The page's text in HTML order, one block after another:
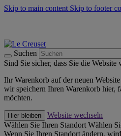
Skip to main content Skip to footer
Suchen
Sind Sie sicher, dass Sie die Website
Ihr Warenkorb auf der neuen
wir speichern Ihren Warenkorb hier,
möchten.
Hier bleiben
Website wechseln
Wählen Sie Ihren Standort Wählen
Wenn Sie Ihren Standort ändern,